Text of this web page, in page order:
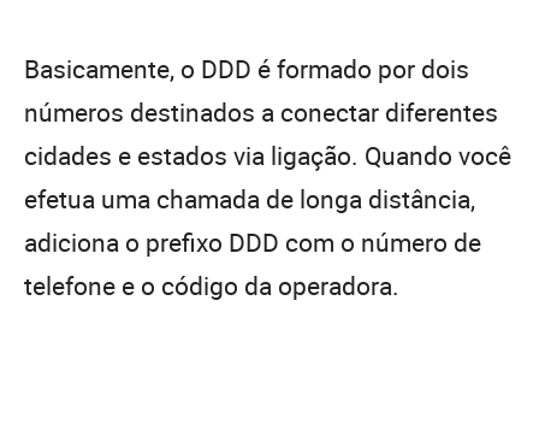
Basicamente, o DDD é formado por dois
números destinados a conectar diferentes
cidades e estados via ligação. Quando você
efetua uma chamada de longa distância,
adiciona o prefixo DDD com o número de
telefone e o código da operadora.